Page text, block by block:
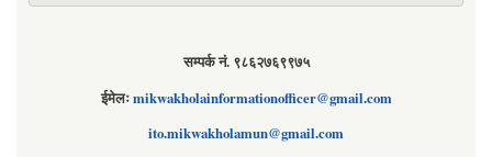
सम्पर्क नं. ९८६२७६९९७५
ईमेलःmikwakholainformationofficer@gmail.com
ito.mikwakholamun@gmail.com